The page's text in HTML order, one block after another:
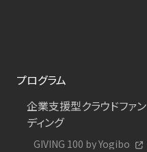
プログラム
企業支援型クラウドファン
ディング
GIVING 100 by Yogibo